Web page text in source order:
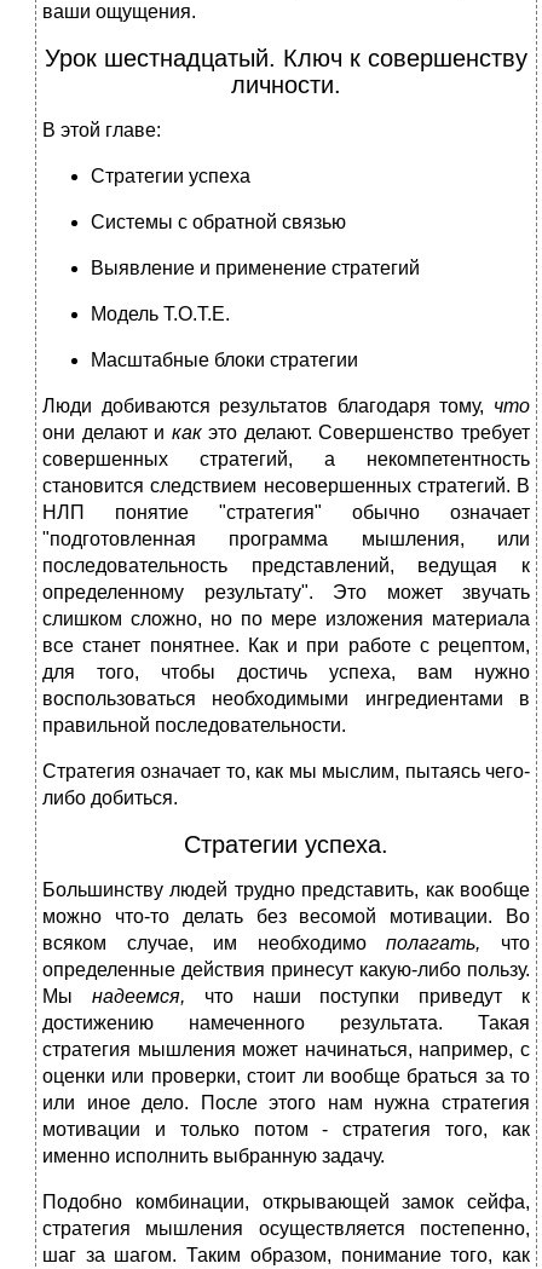
ваши ощущения.
Урок шестнадцатый. Ключ к совершенству
личности.
В этой главе:
Стратегии успеха
Системы с обратной связью
Выявление и применение стратегий
Модель Т.О.Т.Е.
Масштабные блоки стратегии
Люди добиваются результатов благодаря тому, что
они делают и какэто делают. Совершенство требует
совершенных стратегий, а некомпетентность
становится следствием несовершенных стратегий. В
НЛП понятие "стратегия" обычно означает
"подготовленная программа мышления, или
последовательность представлений, ведущая к
определенному результату". Это может звучать
слишком сложно, но по мере изложения материала
все станет понятнее. Как и при работе с рецептом,
для того, чтобы достичь успеха, вам нужно
воспользоваться необходимыми ингредиентами в
правильной последовательности.
Стратегия означает то, как мы мыслим, пытаясь чего-
либо добиться.
Стратегии успеха.
Большинству людей трудно представить, как вообще
можно что-то делать без весомой мотивации. Во
всяком случае, им необходимополагать, что
определенные действия принесут какую-либо пользу.
Мы надеемся, что наши поступки приведут к
достижению намеченного результата. Такая
стратегия мышления может начинаться, например, с
оценки или проверки, стоит ли вообще браться за то
или иное дело. После этого нам нужна стратегия
мотивации и только потом - стратегия того, как
именно исполнить выбранную задачу.
Подобно комбинации, открывающей замок сейфа,
стратегия мышления осуществляется постепенно,
шаг за шагом. Таким образом, понимание того, как